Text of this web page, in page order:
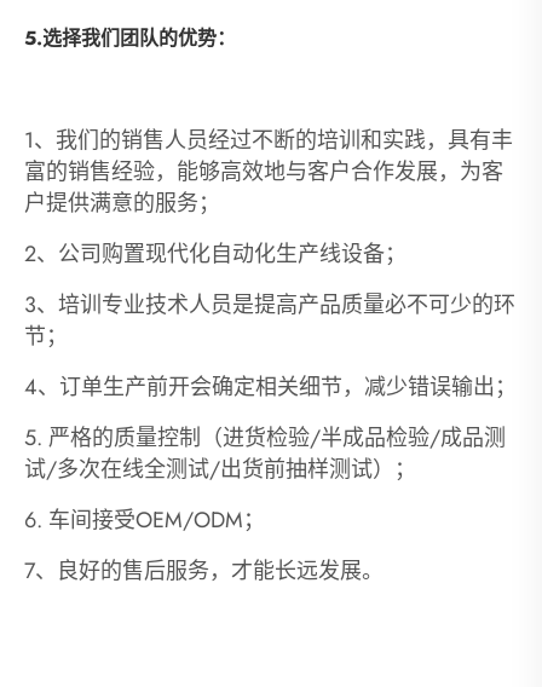
5.选择我们团队的优势：
1、我们的销售人员经过不断的培训和实践，具有丰
富的销售经验，能够高效地与客户合作发展，为客
户提供满意的服务；
2、公司购置现代化自动化生产线设备；
3、培训专业技术人员是提高产品质量必不可少的环
节；
4、订单生产前开会确定相关细节，减少错误输出；
5. 严格的质量控制（进货检验/半成品检验/成品测
试/多次在线全测试/出货前抽样测试）；
6. 车间接受OEM/ODM；
7、良好的售后服务，才能长远发展。